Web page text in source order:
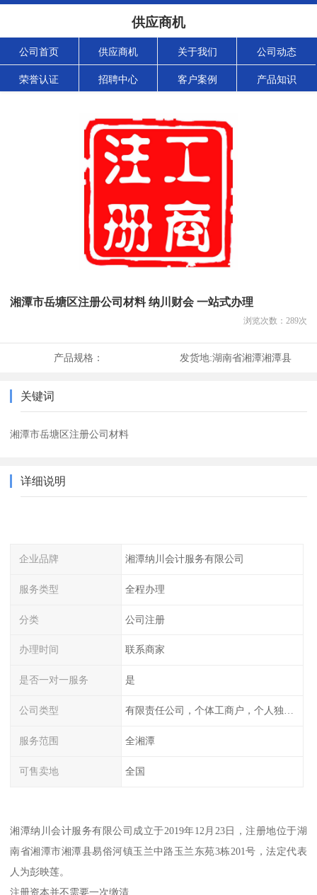
供应商机
公司首页 供应商机 关于我们 公司动态
荣誉认证 招聘中心 客户案例 产品知识
湘潭市岳塘区注册公司材料 纳川财会 一站式办理
浏览次数： 289次
产品规格： 发货地:湖南省湘潭湘潭县
关键词
湘潭市岳塘区注册公司材料
详细说明
企业品牌 湘潭纳川会计服务有限公司
服务类型 全程办理
分类 公司注册
办理时间 联系商家
是否一对一服务 是
公司类型
服务范围 全湘潭
可售卖地 全国
湘潭纳川会计服务有限公司成立于2019年12月23日，注册地位于湖
南省湘潭市湘潭县易俗河镇玉兰中路玉兰东苑3栋201号，法定代表
人为彭映莲。
注册资本并不需要一次缴清